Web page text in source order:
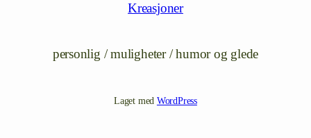
Kreasjoner
personlig / muligheter / humor og glede
Laget med WordPress